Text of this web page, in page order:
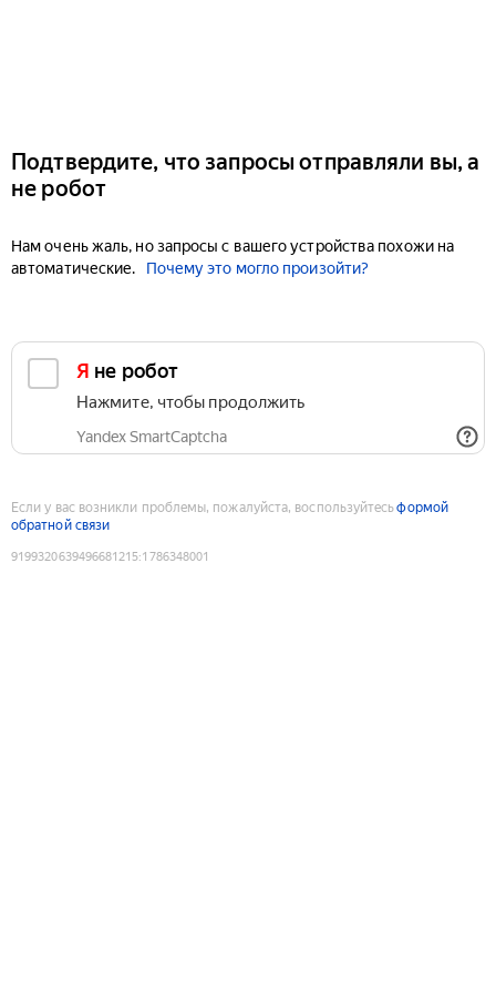
Подтвердите, что запросы отправляли вы, а
не робот
Нам очень жаль, но запросы с вашего устройства похожи на
автоматические.
Почему это могло произойти?
Я не робот
Нажмите, чтобы продолжить
Yandex SmartCaptcha
Если у вас возникли проблемы, пожалуйста, воспользуйтесьформой
обратной связи
9199320639496681215:1786348001